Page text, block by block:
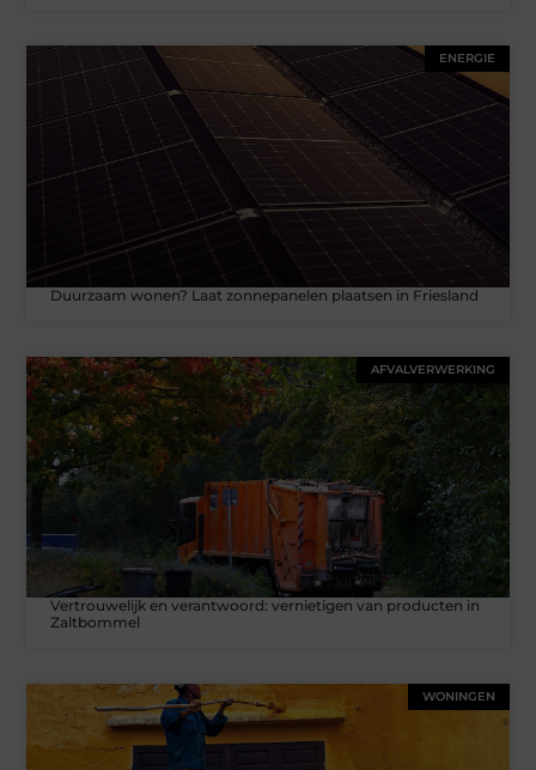
ENERGIE
Duurzaam wonen? Laat zonnepanelen plaatsen in Friesland
AFVALVERWERKING
Vertrouwelijk en verantwoord: vernietigen van producten in
Zaltbommel
WONINGEN